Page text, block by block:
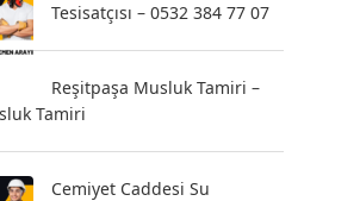
Tesisatçısı – 0532 384 77 07
Reşitpaşa Musluk Tamiri –
Tamiri
Cemiyet Caddesi Su